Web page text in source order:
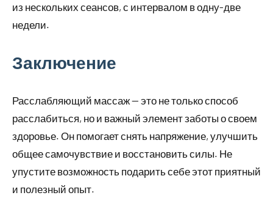
из нескольких сеансов, с интервалом в одну-две
недели.
Заключение
Расслабляющий массаж — это не только способ
расслабиться, но и важный элемент заботы о своем
здоровье. Он помогает снять напряжение, улучшить
общее самочувствие и восстановить силы. Не
упустите возможность подарить себе этот приятный
и полезный опыт.